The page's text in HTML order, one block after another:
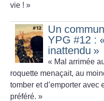
vie ! »
Un
YPG #12 :
inattendu »
« Mal arrimée
roquette menaçait, au
tomber et d’emporter
préféré. »